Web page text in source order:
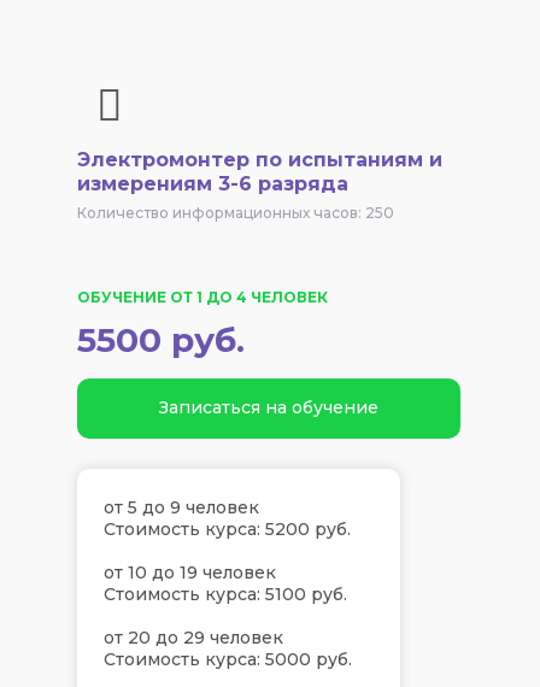
Электромонтер по испытаниям и
измерениям 3-6 разряда
Количество информационных часов: 250
Записаться на обучение
ОБУЧЕНИЕ ОТ 1 ДО 4 ЧЕЛОВЕК
5500 руб.
от 5 до 9 человек
Стоимость курса: 5200 руб.
от 10 до 19 человек
Стоимость курса: 5100 руб.
от 20 до 29 человек
Стоимость курса: 5000 руб.